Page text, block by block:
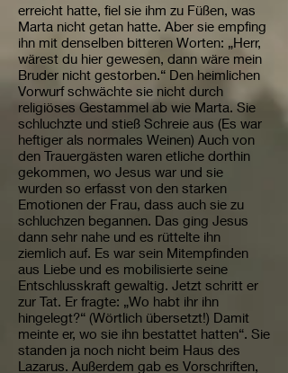
erreicht hatte, fiel sie ihm zu Füßen, was
Marta nicht getan hatte. Aber sie empfing
ihn mit denselben bitteren Worten: „Herr,
wärest du hier gewesen, dann wäre mein
Bruder nicht gestorben.“ Den heimlichen
Vorwurf schwächte sie nicht durch
religiöses Gestammel ab wie Marta. Sie
schluchzte und stieß Schreie aus (Es war
heftiger als normales Weinen) Auch von
den Trauergästen waren etliche dorthin
gekommen, wo Jesus war und sie
wurden so erfasst von den starken
Emotionen der Frau, dass auch sie zu
schluchzen begannen. Das ging Jesus
dann sehr nahe und es rüttelte ihn
ziemlich auf. Es war sein Mitempfinden
aus Liebe und es mobilisierte seine
Entschlusskraft gewaltig. Jetzt schritt er
zur Tat. Er fragte: „Wo habt ihr ihn
hingelegt?“ (Wörtlich übersetzt!) Damit
meinte er, wo sie ihn bestattet hatten“. Sie
standen ja noch nicht beim Haus des
Lazarus. Außerdem gab es Vorschriften,